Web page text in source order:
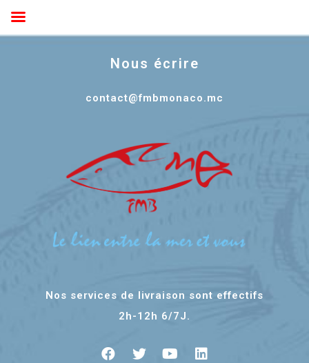
Nous écrire
contact@fmbmonaco.mc
Nos services de livraison sont effectifs
2h-12h 6/7J.